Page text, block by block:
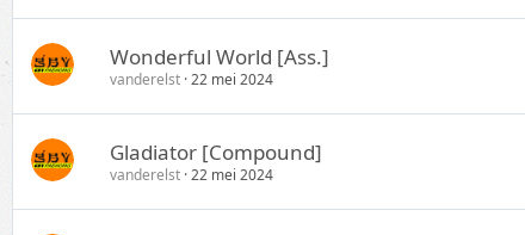
Wonderful World [Ass.]
vanderelst 22 mei 2024
Gladiator [Compound]
vanderelst 22 mei 2024